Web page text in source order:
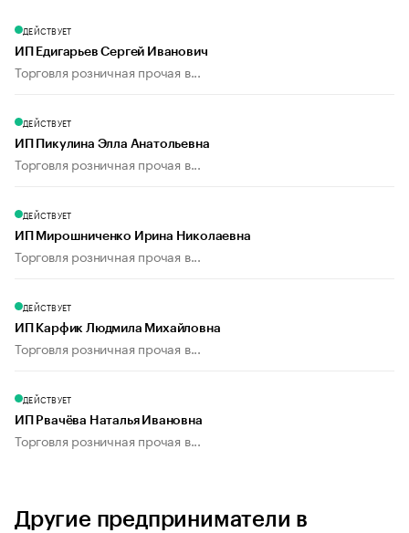
ДЕЙСТВУЕТ
ИП Едигарьев Сергей Иванович
Торговля розничная прочая в...
ДЕЙСТВУЕТ
ИП Пикулина Элла Анатольевна
Торговля розничная прочая в...
ДЕЙСТВУЕТ
ИП Мирошниченко Ирина Николаевна
Торговля розничная прочая в...
ДЕЙСТВУЕТ
ИП Карфик Людмила Михайловна
Торговля розничная прочая в...
ДЕЙСТВУЕТ
ИП Рвачёва Наталья Ивановна
Торговля розничная прочая в...
Другие предприниматели в